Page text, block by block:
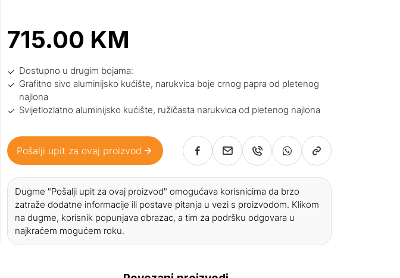
715.00 KM
Dostupno u drugim bojama:
Grafitno sivo aluminijsko kućište, narukvica boje crnog papra od pletenog
najlona
Svijetlozlatno aluminijsko kućište, ružičasta narukvica od pletenog najlona
Pošalji upit za ovaj proizvod
Dugme "Pošalji upit za ovaj proizvod" omogućava korisnicima da brzo
zatraže dodatne informacije ili postave pitanja u vezi s proizvodom. Klikom
na dugme, korisnik popunjava obrazac, a tim za podršku odgovara u
najkraćem mogućem roku.